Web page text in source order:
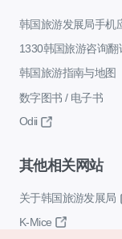
韩国旅游发展局手机
1330韩国旅游咨询翻
韩国旅游指南与地图
数字图书 / 电子书
Odii
其他相关网站
关于韩国旅游发展局
K-Mice